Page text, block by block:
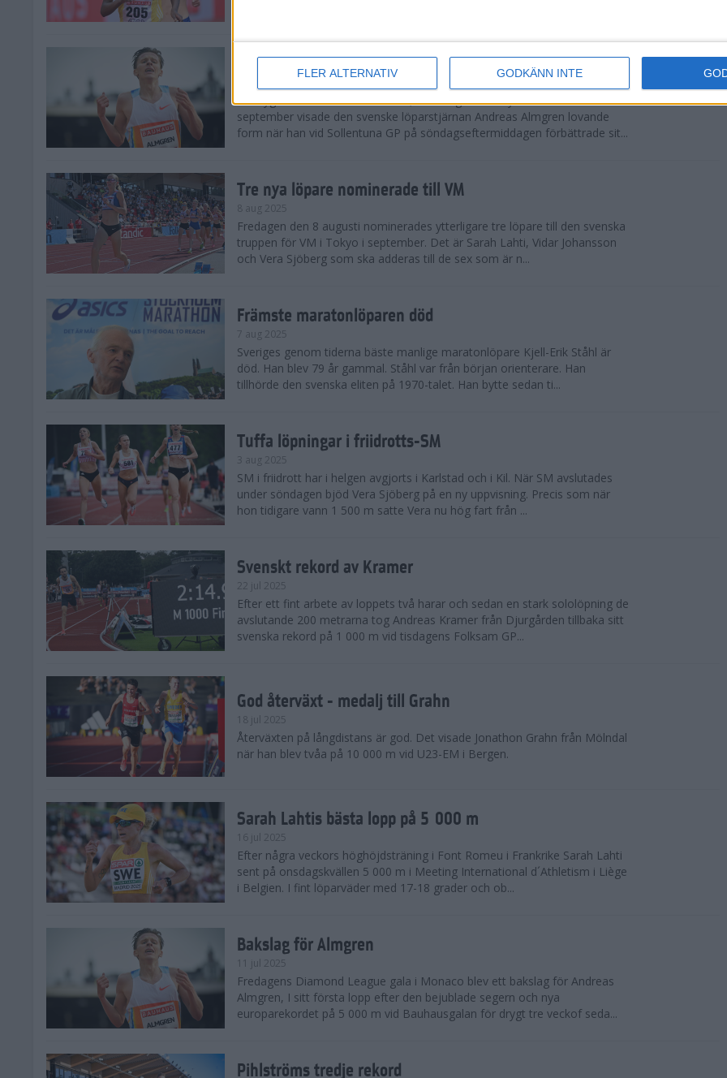
FLER ALTERNATIV GODKÄNN INTE
Svenskt rekord när Almgren testade VM-formen
En dryg månad före friidrotts-VM, som avgörs i Tokyo den 13-21
september visade den svenske löparstjärnan Andreas Almgren lovande
form när han vid Sollentuna GP på söndagseftermiddagen förbättrade sit...
Tre nya löpare nominerade till VM
8 aug 2025
Fredagen den 8 augusti nominerades ytterligare tre löpare till den svenska
truppen för VM i Tokyo i september. Det är Sarah Lahti, Vidar Johansson
och Vera Sjöberg som ska adderas till de sex som är n...
Främste maratonlöparen död
7 aug 2025
Sveriges genom tiderna bäste manlige maratonlöpare Kjell-Erik Ståhl är
död. Han blev 79 år gammal. Ståhl var från början orienterare. Han
tillhörde den svenska eliten på 1970-talet. Han bytte sedan ti...
Tuffa löpningar i friidrotts-SM
3 aug 2025
SM i friidrott har i helgen avgjorts i Karlstad och i Kil. När SM avslutades
under söndagen bjöd Vera Sjöberg på en ny uppvisning. Precis som när
hon tidigare vann 1 500 m satte Vera nu hög fart från ...
Svenskt rekord av Kramer
22 jul 2025
Efter ett fint arbete av loppets två harar och sedan en stark sololöpning de
avslutande 200 metrarna tog Andreas Kramer från Djurgården tillbaka sitt
svenska rekord på 1 000 m vid tisdagens Folksam GP...
God återväxt - medalj till Grahn
18 jul 2025
Återväxten på långdistans är god. Det visade Jonathon Grahn från Mölndal
när han blev tvåa på 10 000 m vid U23-EM i Bergen.
Sarah Lahtis bästa lopp på 5 000 m
16 jul 2025
Efter några veckors höghöjdsträning i Font Romeu i Frankrike Sarah Lahti
sent på onsdagskvällen 5 000 m i Meeting International d´Athletism i Liège
i Belgien. I fint löparväder med 17-18 grader och ob...
Bakslag för Almgren
11 jul 2025
Fredagens Diamond League gala i Monaco blev ett bakslag för Andreas
Almgren, I sitt första lopp efter den bejublade segern och nya
europarekordet på 5 000 m vid Bauhausgalan för drygt tre veckof seda...
Pihlströms tredje rekord